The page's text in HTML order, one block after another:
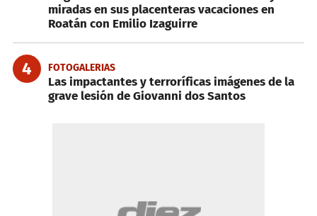
miradas en sus placenteras vacaciones en
Roatán con Emilio Izaguirre
4 FOTOGALERIAS
Las impactantes y terroríficas imágenes de la
grave lesión de Giovanni dos Santos